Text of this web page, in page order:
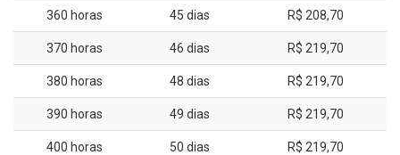
360 horas 45 dias R$ 208,70
370 horas 46 dias R$ 219,70
380 horas 48 dias R$ 219,70
390 horas 49 dias R$ 219,70
400 horas 50 dias R$ 219,70